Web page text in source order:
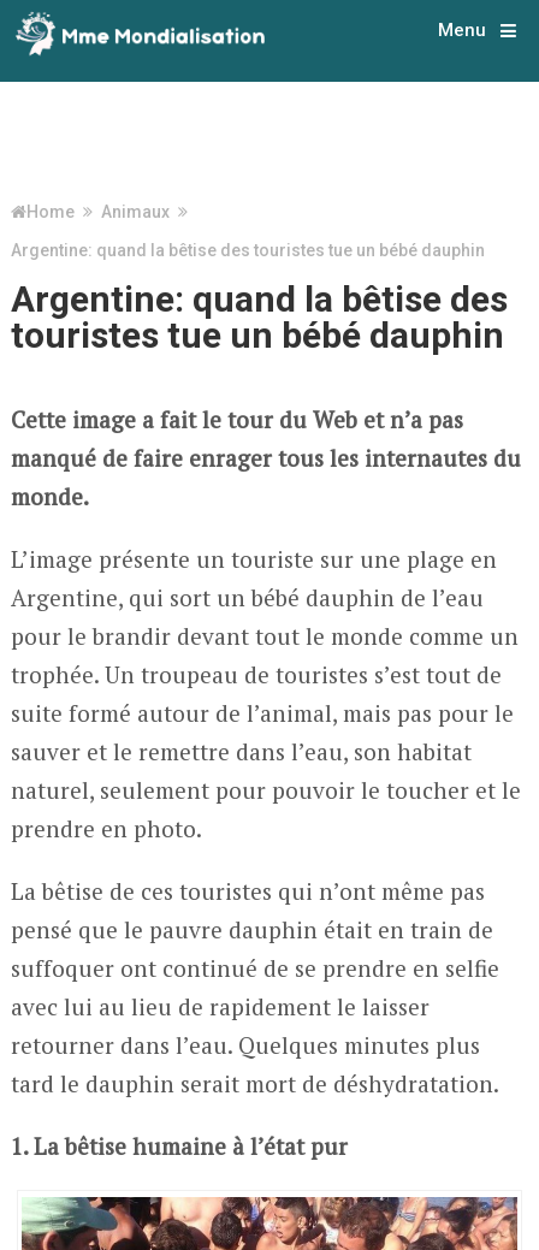
Menu
Home
Animaux
Argentine: quand la bêtise des touristes tue un bébé dauphin
Argentine: quand la bêtise des
touristes tue un bébé dauphin
Cette image a fait le tour du Web et n’a pas
manqué de faire enrager tous les internautes du
monde.
L’image présente un touriste sur une plage en
Argentine, qui sort un bébé dauphin de l’eau
pour le brandir devant tout le monde comme un
trophée. Un troupeau de touristes s’est tout de
suite formé autour de l’animal, mais pas pour le
sauver et le remettre dans l’eau, son habitat
naturel, seulement pour pouvoir le toucher et le
prendre en photo.
La bêtise de ces touristes qui n’ont même pas
pensé que le pauvre dauphin était en train de
suffoquer ont continué de se prendre en selfie
avec lui au lieu de rapidement le laisser
retourner dans l’eau. Quelques minutes plus
tard le dauphin serait mort de déshydratation.
1. La bêtise humaine à l’état pur